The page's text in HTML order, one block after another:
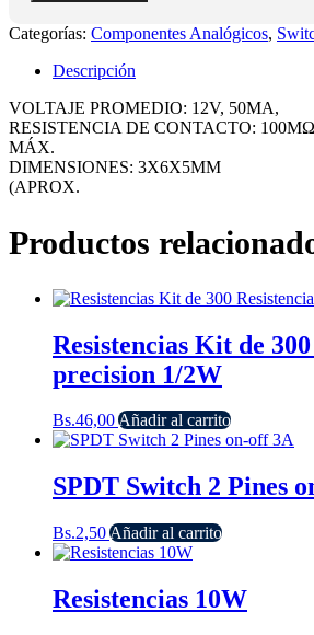
Categorías: Componentes Analógicos,
Descripción
VOLTAJE PROMEDIO: 12V, 50MA,
RESISTENCIA DE CONTACTO: 100MΩ
MÁX.
DIMENSIONES: 3X6X5MM
(APROX.
Productos
Resistencias Kit de
precision 1/2W
Bs.46,00Añadir al carrito
SPDT Switch 2 Pines
Bs.2,50Añadir al carrito
Resistencias 10W